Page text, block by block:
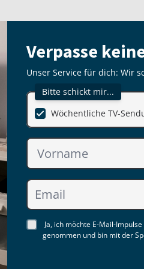
Verpasse
Unser Service für dich: Wir
Bitte schickt mir...
Wöchentliche TV-
Ja, ich möchte E-Mail-
genommen und bin mit der